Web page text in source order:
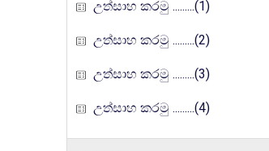
උත්සාහ කරමු .........(1)
උත්සාහ කරමු .........(2)
උත්සාහ කරමු .........(3)
උත්සාහ කරමු .........(4)